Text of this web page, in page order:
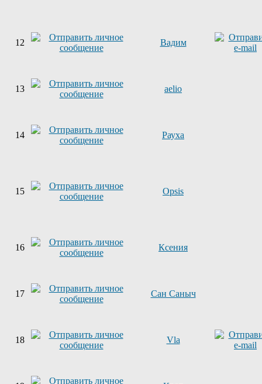
12 Вадим
13 aelio
14 Рауха
15 Opsis
16 Ксения
17 Сан Саныч
18 Vla